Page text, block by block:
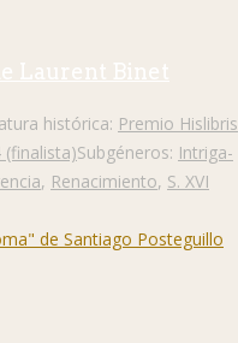
Laurent Binet
histórica: Premio Hislibris
Subgéneros: Intriga-
, Renacimiento, S. XVI